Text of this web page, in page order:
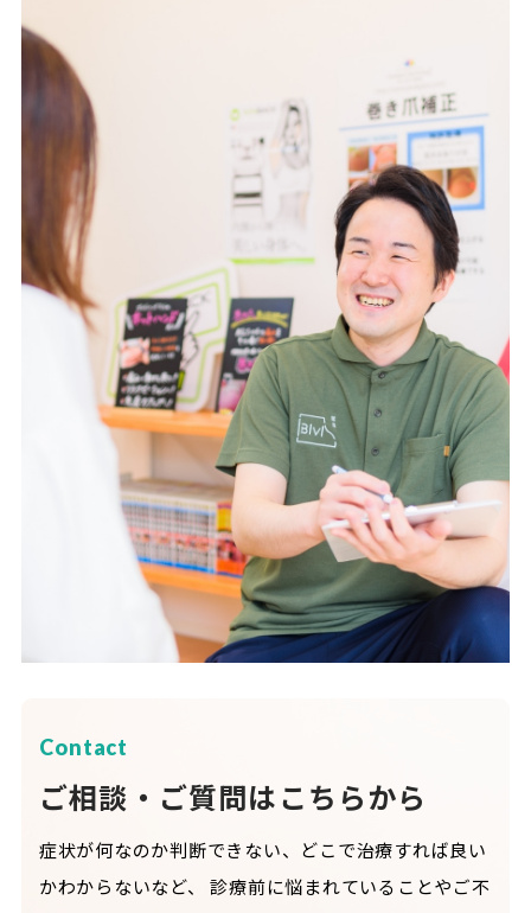
Contact
ご相談・ご質問はこちらから
症状が何なのか判断できない、どこで治療すれば良い
かわからないなど、
診療前に悩まれていることやご不